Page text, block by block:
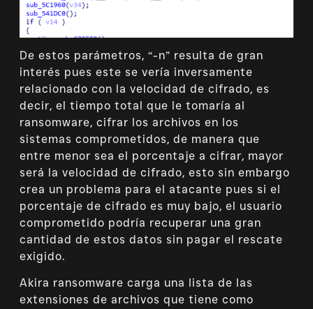
De estos parámetros, “-n” resulta de gran
interés pues este se vería inversamente
relacionado con la velocidad de cifrado, es
decir, el tiempo total que le tomaría al
ransomware, cifrar los archivos en los
sistemas comprometidos, de manera que
entre menor sea el porcentaje a cifrar, mayor
será la velocidad de cifrado, esto sin embargo
crea un problema para el atacante pues si el
porcentaje de cifrado es muy bajo, el usuario
comprometido podría recuperar una gran
cantidad de estos datos sin pagar el rescate
exigido.
Akira ransomware carga una lista de las
extensiones de archivos que tiene como